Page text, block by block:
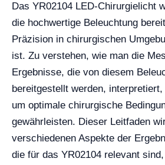
Das YR02104 LED-Chirurgielicht
die hochwertige Beleuchtung
Präzision in chirurgischen
ist. Zu verstehen, wie man die
Ergebnisse, die von diesem
bereitgestellt werden,
um optimale chirurgische
gewährleisten. Dieser Leitfaden
verschiedenen Aspekte der
die für das YR02104 relevant